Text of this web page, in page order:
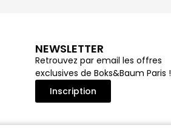
NEWSLETTER
Retrouvez par email les offres
exclusives de Boks&Baum Paris !
Inscription